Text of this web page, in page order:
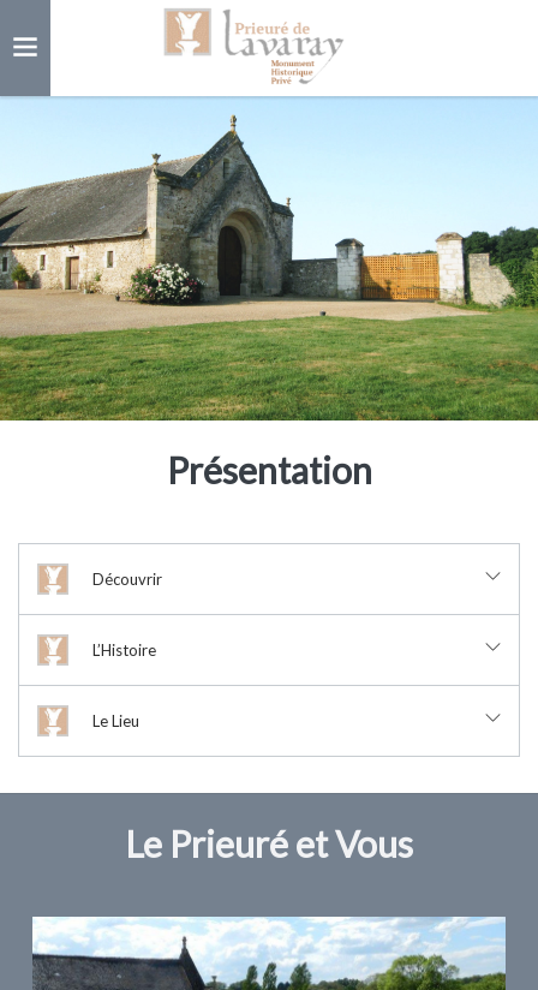
Présentation
Découvrir
L’Histoire
Le Lieu
Le Prieuré et Vous